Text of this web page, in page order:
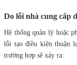
Do lỗi nhà cung cấp
Hệ thống quản lý hoặc
lỗi tạo điều kiện thuận
trường hợp sẽ xảy ra: